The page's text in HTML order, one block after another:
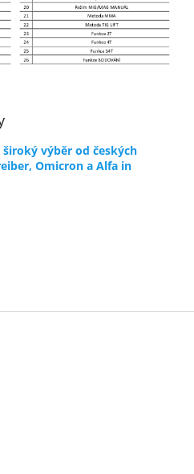
široký výběr od českých
Omicron a Alfa in